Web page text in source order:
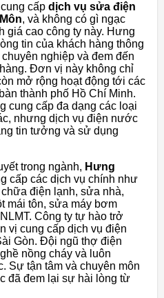
cấp dịch vụ sửa điện
, và không có gì ngạc
giá cao công ty này. Hưng
tin của khách hàng thông
nghiệp và đem đến
Đơn vị này không chỉ
mở rộng hoạt động tới các
thành phố Hồ Chí Minh.
cung cấp đa dạng các loại
nhưng dịch vụ điện nước
tin tưởng và sử dụng
trong ngành, Hưng
cấp các dịch vụ chính như
điện lạnh, sửa nhà,
mái tôn, sửa máy bơm
Công ty tự hào trở
vị cung cấp dịch vụ điện
Gòn. Đội ngũ thợ điện
nồng cháy và luôn
Sự tận tâm và chuyên môn
đã đem lại sự hài lòng từ